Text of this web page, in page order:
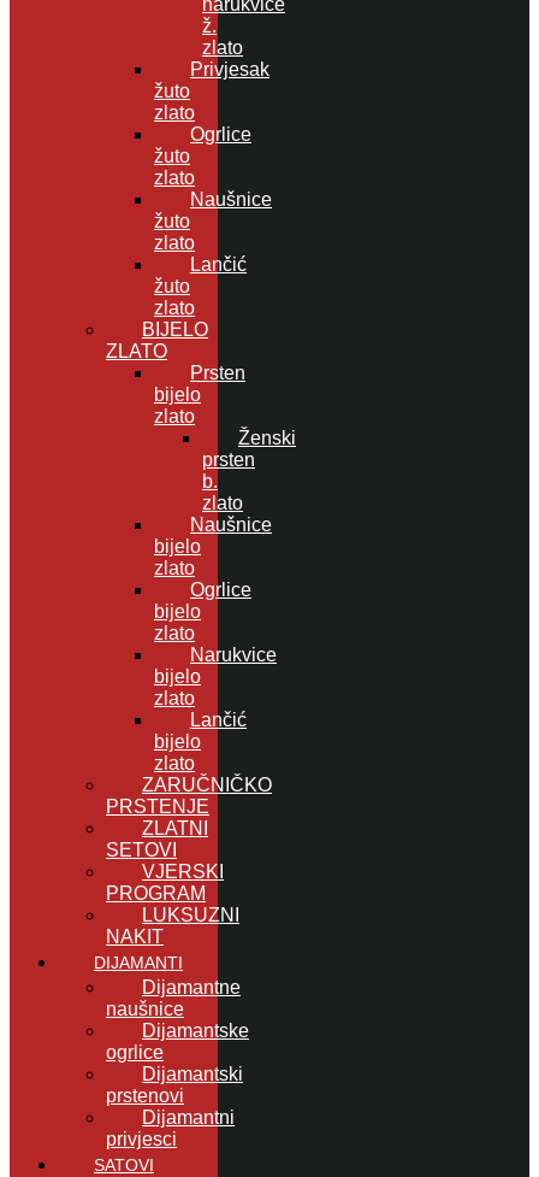
ž.
zlato
Privjesak
žuto
zlato
Ogrlice
žuto
zlato
Naušnice
žuto
zlato
Lančić
žuto
zlato
BIJELO
ZLATO
Prsten
bijelo
zlato
Ženski
prsten
b.
zlato
Naušnice
bijelo
zlato
Ogrlice
bijelo
zlato
Narukvice
bijelo
zlato
Lančić
bijelo
zlato
ZARUČNIČKO
PRSTENJE
ZLATNI
SETOVI
VJERSKI
PROGRAM
LUKSUZNI
NAKIT
DIJAMANTI
Dijamantne
naušnice
Dijamantske
ogrlice
Dijamantski
prstenovi
Dijamantni
privjesci
SATOVI